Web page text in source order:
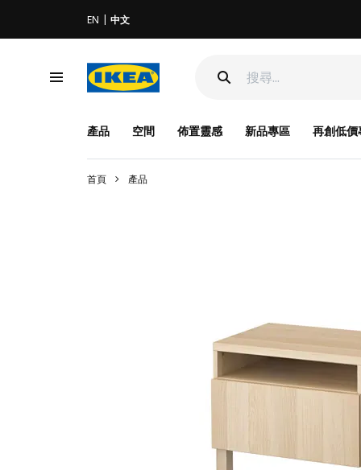
EN 中文
產品 空間 佈置靈感 新品專區 再創低價
首頁 產品